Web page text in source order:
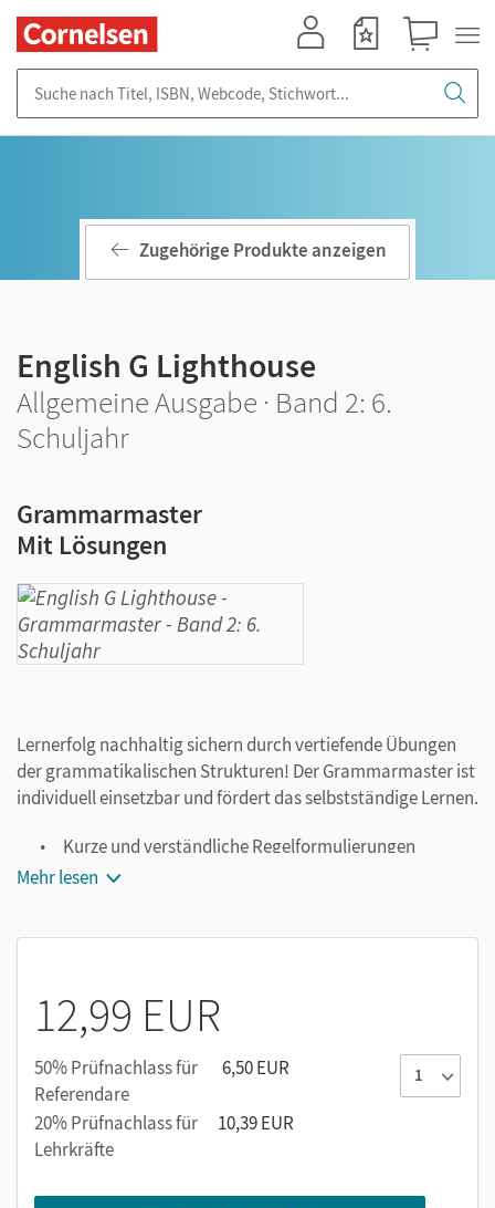
Zugehörige Produkte anzeigen
English G Lighthouse
Allgemeine Ausgabe · Band 2: 6.
Schuljahr
Grammarmaster
Mit Lösungen
Lernerfolg nachhaltig sichern durch vertiefende Übungen
der grammatikalischen Strukturen! Der Grammarmaster ist
individuell einsetzbar und fördert das selbstständige Lernen.
Kurze und verständliche Regelformulierungen
Abwechslungsreiche Übungen mit ansteigendem
Lösungen zur Selbstkontrolle
Mehr lesen
12,99 EUR
50% Prüfnachlass für
Referendare
6,50 EUR
20% Prüfnachlass für
Lehrkräfte
10,39 EUR